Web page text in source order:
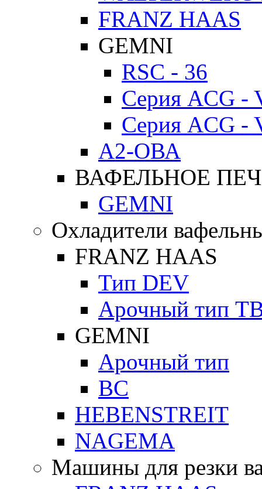
FRANZ HAAS
GEMNI
RSC - 36
Серия ACG -
Серия ACG -
А2-ОВА
ВАФЕЛЬНОЕ
GEMNI
Охладители
FRANZ HAAS
Тип DEV
Арочный тип
GEMNI
Арочный тип
ВС
HEBENSTREIT
NAGEMA
Машины для резки